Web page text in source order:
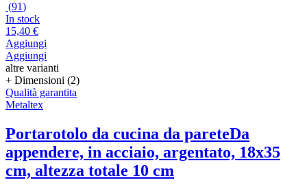
(91)
In stock
15,40 €
Aggiungi
Aggiungi
altre varianti
+ Dimensioni (2)
Qualità garantita
Metaltex
Portarotolo da cucina da pareteDa
appendere, in acciaio, argentato, 18x35
cm, altezza totale 10 cm